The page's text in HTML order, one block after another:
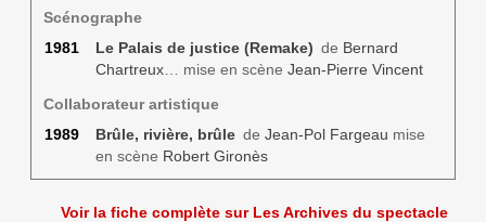
Scénographe
1981
Le Palais de justice (Remake) de Bernard
Chartreux… mise en scène Jean-Pierre Vincent
Collaborateur artistique
1989
Brûle, rivière, brûlede Jean-Pol Fargeau mise
en scène Robert Gironès
Voir la fiche complète sur Les Archives du spectacle